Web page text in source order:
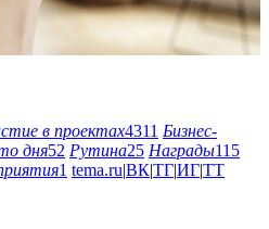
в проектах4311 Бизнес-
дня52 Рутина25 Награды115
1 tema.ru|ВК|ТГ|ИГ|ТТ